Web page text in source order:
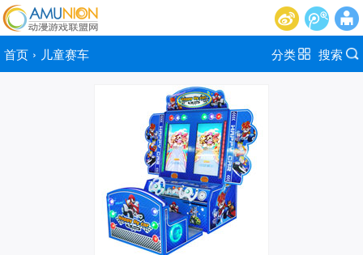
首页 › 儿童赛车 搜索
分类